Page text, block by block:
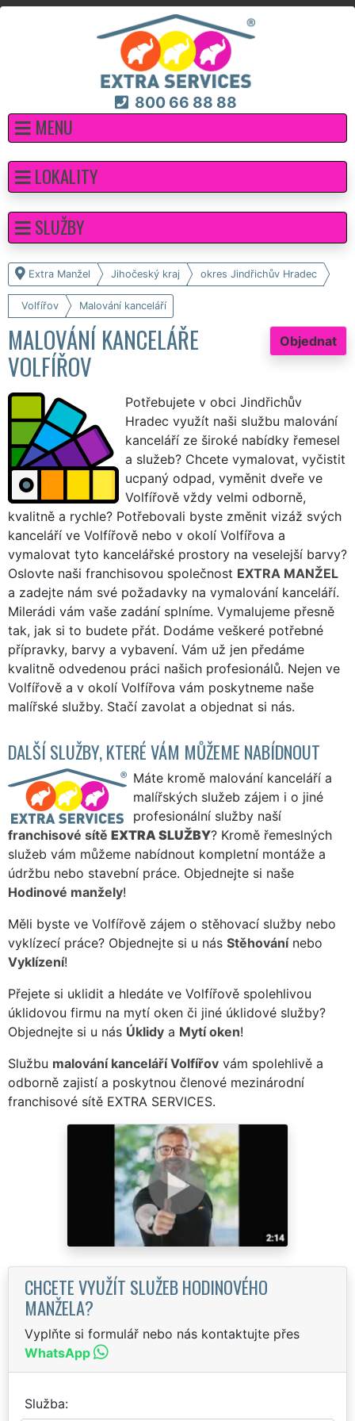
800 66 88 88
MENU
Extra Manžel Jihočeský kraj okres Jindřichův Hradec
Volfířov Malování kanceláří
Objednat
MALOVÁNÍ KANCELÁŘE
VOLFÍŘOV
Potřebujete v obci Jindřichův
Hradec využít naši službu malování
kanceláří ze široké nabídky řemesel
a služeb? Chcete vymalovat, vyčistit
ucpaný odpad, vyměnit dveře ve
Volfířově vždy velmi odborně,
kvalitně a rychle? Potřebovali byste změnit vizáž svých
kanceláří ve Volfířově nebo v okolí Volfířova a
vymalovat tyto kancelářské prostory na veselejší barvy?
Oslovte naši franchisovou společnost EXTRA MANŽEL
a zadejte nám své požadavky na vymalování kanceláří.
Milerádi vám vaše zadání splníme. Vymalujeme přesně
tak, jak si to budete přát. Dodáme veškeré potřebné
přípravky, barvy a vybavení. Vám už jen předáme
kvalitně odvedenou práci našich profesionálů. Nejen ve
Volfířově a v okolí Volfířova vám poskytneme naše
malířské služby. Stačí zavolat a objednat si nás.
DALŠÍ SLUŽBY, KTERÉ VÁM MŮŽEME NABÍDNOUT
Máte kromě malování kanceláří a
malířských služeb zájem i o jiné
profesionální služby naší
franchisové sítě EXTRA SLUŽBY? Kromě řemeslných
služeb vám můžeme nabídnout kompletní montáže a
údržbu nebo stavební práce. Objednejte si naše
Hodinové manžely!
Měli byste ve Volfířově zájem o stěhovací služby nebo
vyklízecí práce? Objednejte si u nás Stěhovánínebo
Vyklízení!
Přejete si uklidit a hledáte ve Volfířově spolehlivou
úklidovou firmu na mytí oken či jiné úklidové služby?
Objednejte si u nás Úklidy a Mytí oken!
Službu malování kanceláří Volfířov vám spolehlivě a
odborně zajistí a poskytnou členové mezinárodní
franchisové sítě EXTRA SERVICES.
CHCETE VYUŽÍT SLUŽEB HODINOVÉHO
MANŽELA?
Vyplňte si formulář nebo nás kontaktujte přes
WhatsApp
Služba
LOKALITY
SLUŽBY